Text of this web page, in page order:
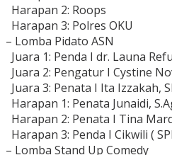
Harapan 2: Roops
Harapan 3: Polres OKU
– Lomba Pidato ASN
Juara 1: Penda I dr. Launa
Juara 2: Pengatur I Cystine
Juara 3: Penata I Ita Izzakah,
Harapan 1: Penata Junaidi,
Harapan 2: Penata I Tina
Harapan 3: Penda I Cikwili (
– Lomba Stand Up Comedy